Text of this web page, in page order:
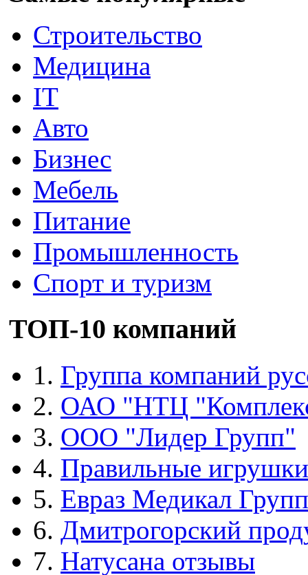
Строительство
Медицина
IT
Авто
Бизнес
Мебель
Питание
Промышленность
Спорт и туризм
ТОП-10 компаний
1. Группа компаний
2. ОАО "НТЦ
3. ООО "Лидер Групп"
4. Правильные игрушки
5. Евраз Медикал Групп
6. Дмитрогорский
7. Натусана отзывы